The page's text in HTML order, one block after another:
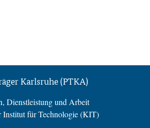
Karlsruhe (PTKA)
Dienstleistung und Arbeit
Institut für Technologie (KIT)